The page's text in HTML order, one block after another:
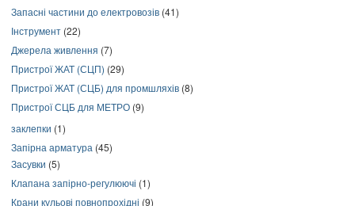
Запасні частини до електровозів (41)
Інструмент (22)
Джерела живлення (7)
Пристрої ЖАТ (СЦП) (29)
Пристрої ЖАТ (СЦБ) для промшляхів (8)
Пристрої СЦБ для МЕТРО (9)
заклепки (1)
Запірна арматура (45)
Засувки (5)
Клапана запірно-регулюючі (1)
Крани кульові повнопрохідні (9)